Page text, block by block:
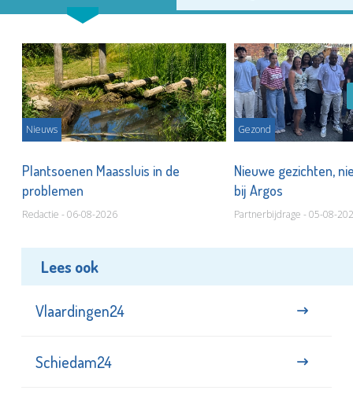
Nieuws
Plantsoenen Maassluis in de
problemen
Redactie - 06-08-2026
Gezond
Nieuwe gezichten,
bij Argos
Partnerbijdrage - 05-08-
Lees ook
Vlaardingen24
Schiedam24